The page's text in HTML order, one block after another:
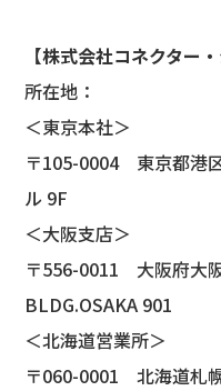
【株式会社コネクター
所在地：
＜東京本社＞
〒105-0004 東京都港
ル 9F
＜大阪支店＞
〒556-0011 大阪府大
BLDG.OSAKA 901
＜北海道営業所＞
〒060-0001 北海道札